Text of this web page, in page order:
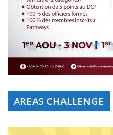
AREAS CHALLENGE